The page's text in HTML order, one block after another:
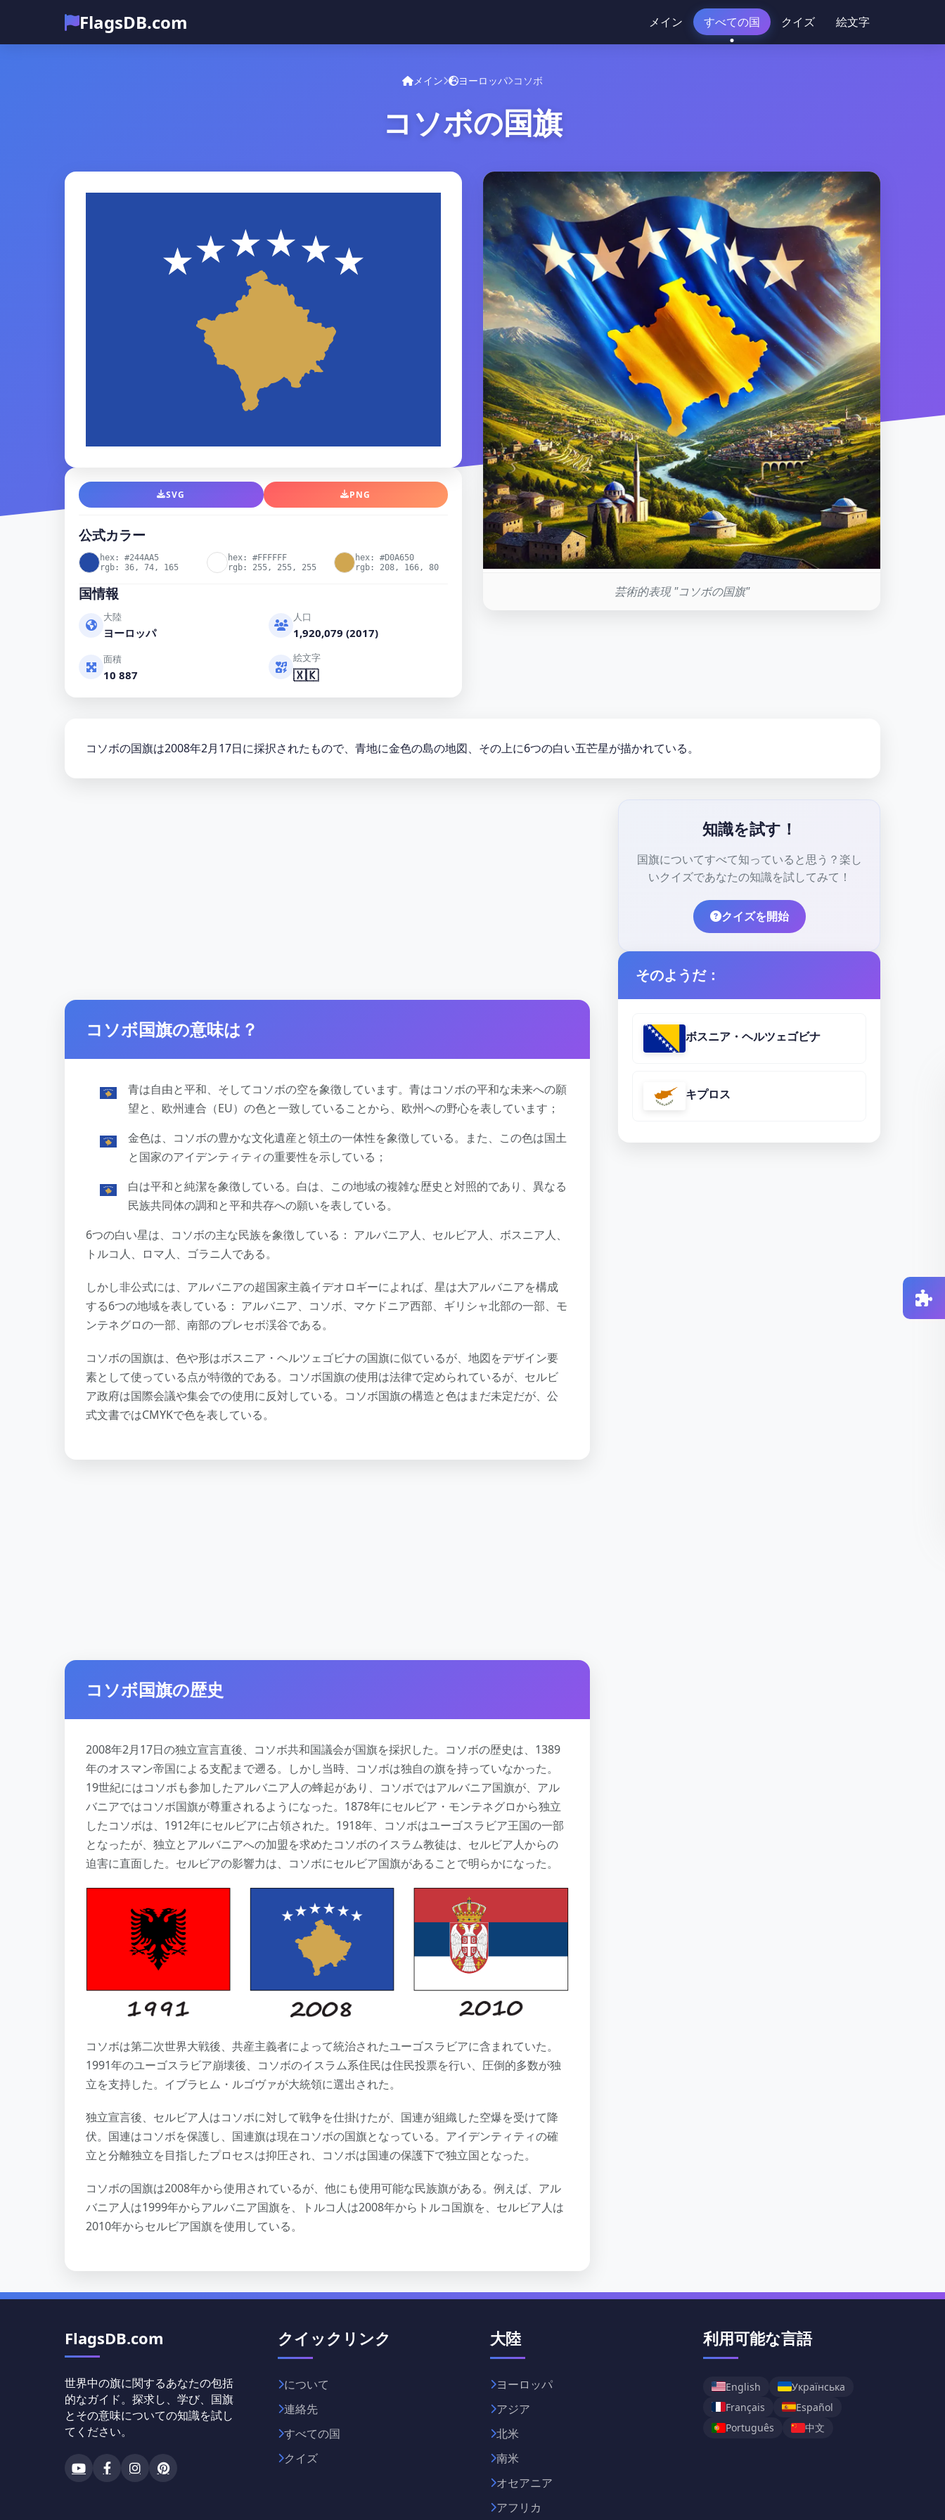
FlagsDB.com メイン すべての国 クイズ 絵文字
メイン ヨーロッパ コソボ
コソボの国旗
SVG PNG
公式カラー
hex: #244AA5
rgb: 36, 74, 165
hex: #FFFFFF
rgb: 255, 255, 255
hex: #D0A650
rgb: 208, 166, 80
国情報
大陸
ヨーロッパ
人口
1,920,079 (2017)
面積
10 887
絵文字
🇽🇰
芸術的表現 "コソボの国旗"
コソボの国旗は2008年2月17日に採択されたもので、青地に金色の島の地図、その上に6つの白い五芒星が描かれている。
コソボ国旗の意味は？
青は自由と平和、そしてコソボの空を象徴しています。青はコソボの平和な未来への願
望と、欧州連合（EU）の色と一致していることから、欧州への野心を表しています；
金色は、コソボの豊かな文化遺産と領土の一体性を象徴している。また、この色は国土
と国家のアイデンティティの重要性を示している；
白は平和と純潔を象徴している。白は、この地域の複雑な歴史と対照的であり、異なる
民族共同体の調和と平和共存への願いを表している。
6つの白い星は、コソボの主な民族を象徴している： アルバニア人、セルビア人、ボスニア人、
トルコ人、ロマ人、ゴラニ人である。
しかし非公式には、アルバニアの超国家主義イデオロギーによれば、星は大アルバニアを構成
する6つの地域を表している： アルバニア、コソボ、マケドニア西部、ギリシャ北部の一部、モ
ンテネグロの一部、南部のプレセボ渓谷である。
コソボの国旗は、色や形はボスニア・ヘルツェゴビナの国旗に似ているが、地図をデザイン要
素として使っている点が特徴的である。コソボ国旗の使用は法律で定められているが、セルビ
ア政府は国際会議や集会での使用に反対している。コソボ国旗の構造と色はまだ未定だが、公
式文書ではCMYKで色を表している。
コソボ国旗の歴史
2008年2月17日の独立宣言直後、コソボ共和国議会が国旗を採択した。コソボの歴史は、1389
年のオスマン帝国による支配まで遡る。しかし当時、コソボは独自の旗を持っていなかった。
19世紀にはコソボも参加したアルバニア人の蜂起があり、コソボではアルバニア国旗が、アル
バニアではコソボ国旗が尊重されるようになった。1878年にセルビア・モンテネグロから独立
したコソボは、1912年にセルビアに占領された。1918年、コソボはユーゴスラビア王国の一部
となったが、独立とアルバニアへの加盟を求めたコソボのイスラム教徒は、セルビア人からの
迫害に直面した。セルビアの影響力は、コソボにセルビア国旗があることで明らかになった。
コソボは第二次世界大戦後、共産主義者によって統治されたユーゴスラビアに含まれていた。
1991年のユーゴスラビア崩壊後、コソボのイスラム系住民は住民投票を行い、圧倒的多数が独
立を支持した。イブラヒム・ルゴヴァが大統領に選出された。
独立宣言後、セルビア人はコソボに対して戦争を仕掛けたが、国連が組織した空爆を受けて降
伏。国連はコソボを保護し、国連旗は現在コソボの国旗となっている。アイデンティティの確
立と分離独立を目指したプロセスは抑圧され、コソボは国連の保護下で独立国となった。
コソボの国旗は2008年から使用されているが、他にも使用可能な民族旗がある。例えば、アル
バニア人は1999年からアルバニア国旗を、トルコ人は2008年からトルコ国旗を、セルビア人は
2010年からセルビア国旗を使用している。
知識を試す！
国旗についてすべて知っていると思う？楽し
いクイズであなたの知識を試してみて！
クイズを開始
そのようだ：
ボスニア・ヘルツェゴビナ
キプロス
FlagsDB.com
世界中の旗に関するあなたの包括
的なガイド。探求し、学び、国旗
とその意味についての知識を試し
てください。
クイックリンク
について
連絡先
すべての国
クイズ
大陸
ヨーロッパ
アジア
北米
南米
オセアニア
アフリカ
利用可能な言語
English
Українська
Français
Español
Português
中文